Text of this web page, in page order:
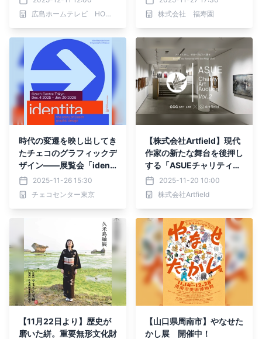
場！来春3月18日(水)より
そごう広島店で開催
広島ホームテレビ HOMEイベントセンター
株式会社 福寿園
時代の変遷を映し出してき
たチェコのグラフィックデ
ザイン――展覧会「identi
ta」を広尾で開催
2025-11-26 15:30
チェコセンター東京
【株式会社Artfield】現代
作家の新たな舞台を後押し
する「ASUEチャリティー
アートオークション Vol.
2」を、11月26日（水）よ
り代官山ヒルサイドテラス
2025-11-20 10:00
株式会社Artfield
【11月22日より】歴史が
磨いた絣。重要無形文化財
【山口県周南市】やなせた
かし展 開催中！